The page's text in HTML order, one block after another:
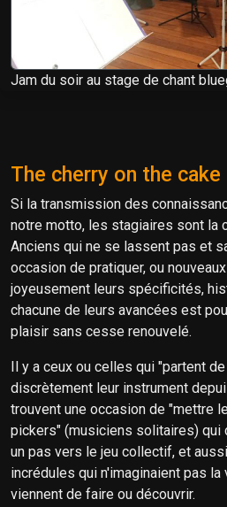
Jam du soir au stage de chant
The cherry on the cake
Si la transmission des
notre motto, les stagiaires sont la
Anciens qui ne se lassent pas et
occasion de pratiquer, ou
joyeusement leurs spécificités,
chacune de leurs avancées est
plaisir sans cesse renouvelé.
Il y a ceux ou celles qui "partent
discrètement leur instrument
trouvent une occasion de "mettre
pickers" (musiciens solitaires) qui
un pas vers le jeu collectif, et
incrédules qui n'imaginaient pas
viennent de faire ou découvrir.